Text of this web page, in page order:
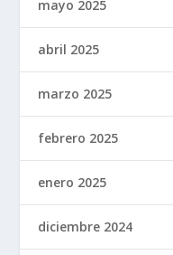
mayo 2025
abril 2025
marzo 2025
febrero 2025
enero 2025
diciembre 2024